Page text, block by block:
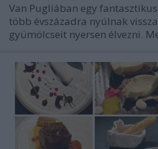
Van Pugliában egy
több évszázadra nyúlnak
gyümölcseit nyersen élvezni.